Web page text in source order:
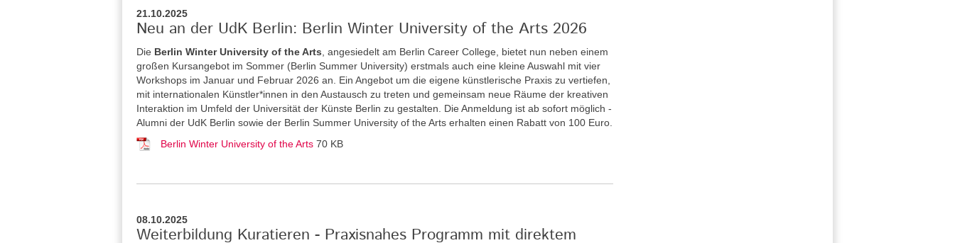
21.10.2025
Neu an der UdK Berlin: Berlin Winter University of the Arts 2026
Die Berlin Winter University of the Arts , angesiedelt am Berlin Career College, bietet nun neben einem
großen Kursangebot im Sommer (Berlin Summer University) erstmals auch eine kleine Auswahl mit vier
Workshops im Januar und Februar 2026 an. Ein Angebot um die eigene künstlerische Praxis zu vertiefen,
mit internationalen Künstler*innen in den Austausch zu treten und gemeinsam neue Räume der kreativen
Interaktion im Umfeld der Universität der Künste Berlin zu gestalten. Die Anmeldung ist ab sofort möglich -
Alumni der UdK Berlin sowie der Berlin Summer University of the Arts erhalten einen Rabatt von 100 Euro.
Berlin Winter University of the Arts 70 KB
08.10.2025
Weiterbildung Kuratieren - Praxisnahes Programm mit direktem